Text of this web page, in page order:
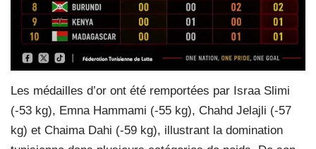
Les médailles d’or ont été remportées par Israa Slimi
(-53 kg), Emna Hammami (-55 kg), Chahd Jelajli (-57
kg) et Chaima Dahi (-59 kg), illustrant la domination